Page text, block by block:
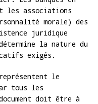
les associations
morale) des
juridique
la nature du
exigés.
représentent le
tous les
doit être à